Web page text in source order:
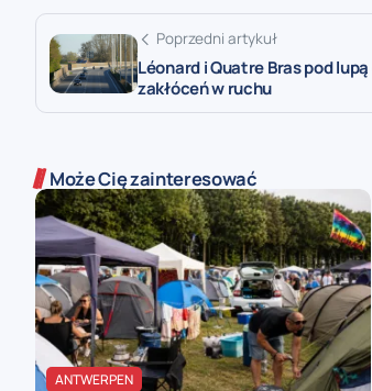
Poprzedni artykuł
Léonard i Quatre Bras pod
zakłóceń w ruchu
Może Cię zainteresować
ANTWERPEN